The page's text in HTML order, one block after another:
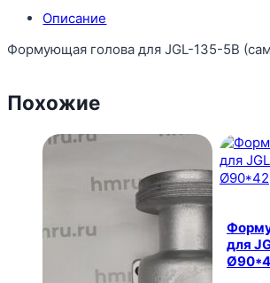
Описание
Формующая голова для JGL-135-5B
Похожие
для